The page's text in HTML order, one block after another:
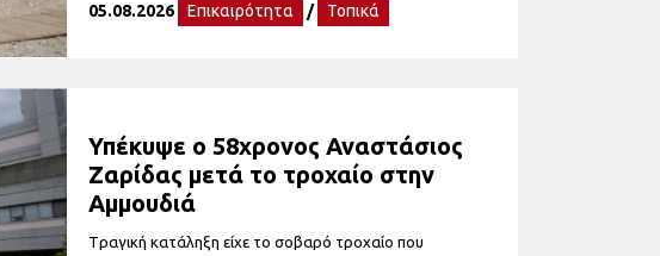
05.08.2026 Επικαιρότητα / Τοπικά
Υπέκυψε ο 58χρονος Αναστάσιος
Ζαρίδας μετά το τροχαίο στην
Αμμουδιά
Tραγική κατάληξη είχε το σοβαρό τροχαίο που